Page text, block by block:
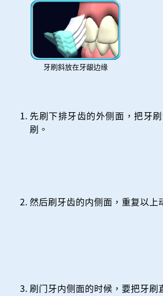
牙刷斜放在牙龈边缘
先刷下排牙齿的外侧面，把牙
刷。
然后刷牙齿的内侧面，重复以上
刷门牙内侧面的时候，要把牙刷